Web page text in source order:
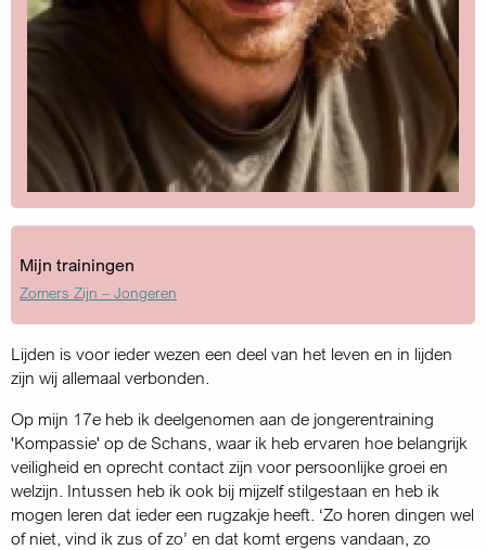
Mijn trainingen
Zomers Zijn – Jongeren
Lijden is voor ieder wezen een deel van het leven en in lijden
zijn wij allemaal verbonden.
Op mijn 17e heb ik deelgenomen aan de jongerentraining
'Kompassie' op de Schans, waar ik heb ervaren hoe belangrijk
veiligheid en oprecht contact zijn voor persoonlijke groei en
welzijn. Intussen heb ik ook bij mijzelf stilgestaan en heb ik
mogen leren dat ieder een rugzakje heeft. ‘Zo horen dingen wel
of niet, vind ik zus of zo’ en dat komt ergens vandaan, zo